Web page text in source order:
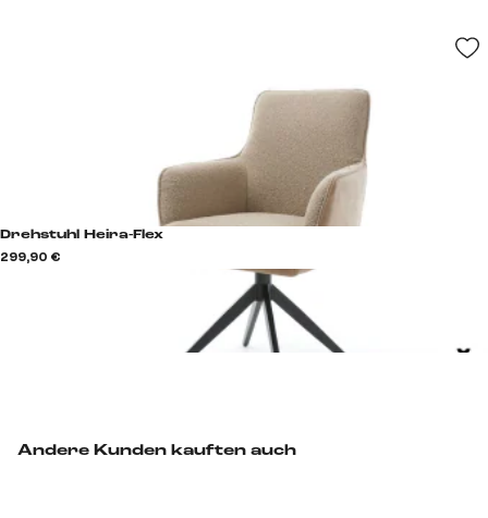
Andere Kunden kauften auch
Drehstuhl Heira-Flex
299,90 €